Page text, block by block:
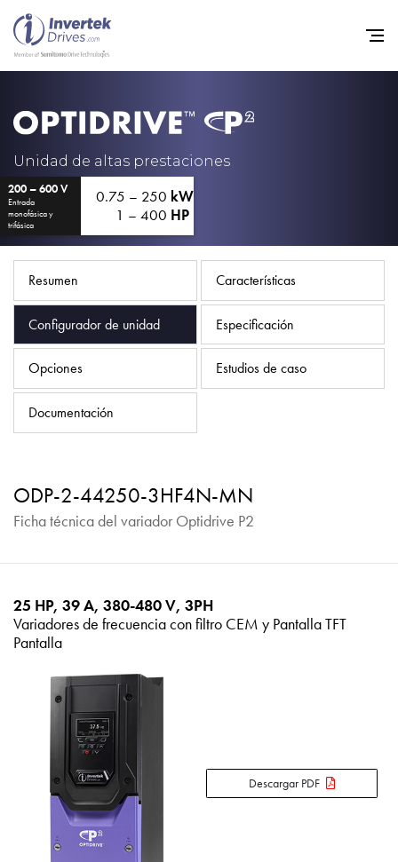
Unidad de altas prestaciones
200 – 600 V
Entrada
monofásica y
trifásica
0.75 – 250 kW
1 – 400 HP
Resumen Características
Configurador de unidad Especificación
Opciones Estudios de caso
Documentación
ODP-2-44250-3HF4N-MN
Ficha técnica del variador Optidrive P2
25 HP, 39 A, 380-480 V, 3PH
Variadores de frecuencia con filtro CEM y Pantalla TFT
Pantalla
Descargar PDF
Home
Noticias
Empleo
Acerca de
Contacto